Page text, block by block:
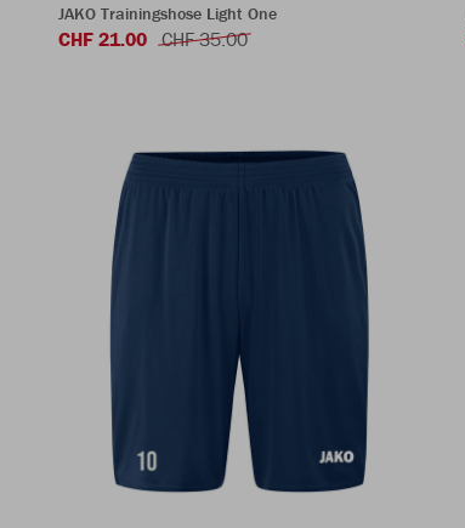
JAKO Trainingshose Light One
CHF 21.00 CHF 35.00